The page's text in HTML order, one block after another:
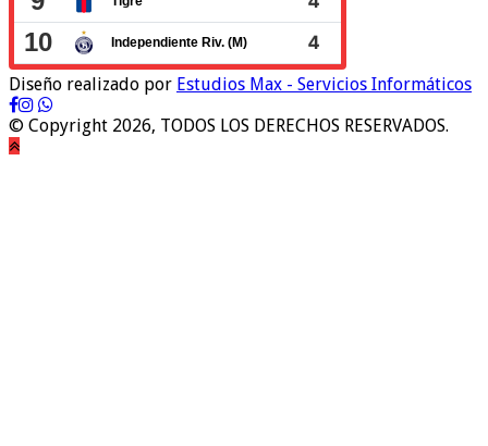
Diseño realizado por Estudios Max - Servicios Informáticos
© Copyright 2026, TODOS LOS DERECHOS RESERVADOS.